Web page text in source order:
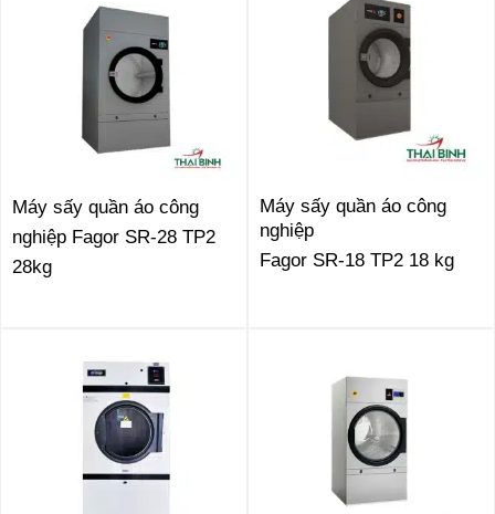
Máy sấy quần áocông
nghiệp Fagor SR-28 TP2
28kg
Máy sấy quần áo công
nghiệp
Fagor SR-18 TP2 18 kg